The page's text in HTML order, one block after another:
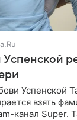
Успенской
взять
канал Super.